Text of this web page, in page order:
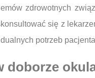
zdrowotnych
się z
potrzeb
doborze